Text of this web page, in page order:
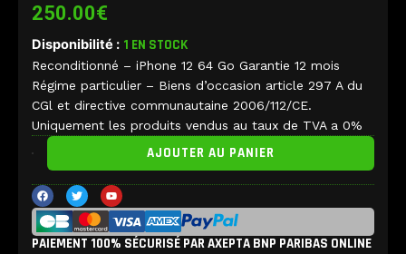
250.00€
Disponibilité : 1 EN STOCK
Reconditionné – iPhone 12 64 Go Garantie 12 mois
Régime particulier – Biens d’occasion article 297 A du
CGl et directive communautaine 2006/112/CE.
Uniquement les produits vendus au taux de TVA a 0%
quantité
-
iPhone
12
AJOUTER AU PANIER
F
a
c
e
b
o
T
w
i
t
t
e
Y
o
u
t
u
b
PAIEMENT 100% SÉCURISÉ PAR AXEPTA BNP PARIBAS ONLINE